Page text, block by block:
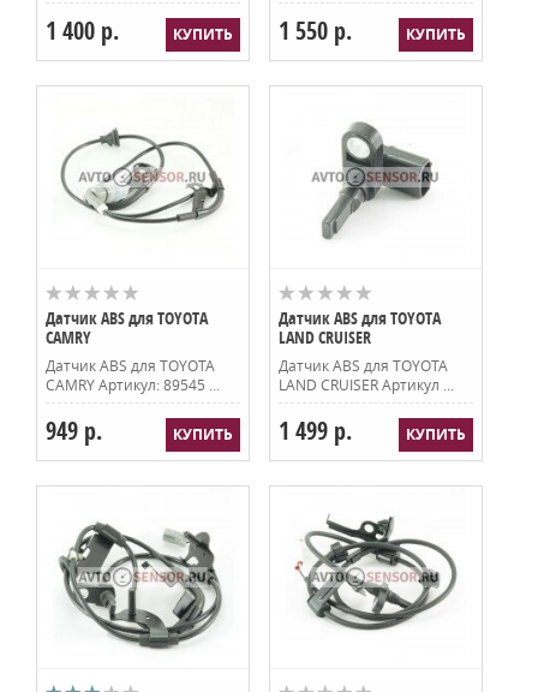
1 400 р. 1 550 р.
Датчик ABS для TOYOTA
CAMRY
Датчик ABS для TOYOTA
CAMRY Артикул: 89545 ...
949 р.
Датчик ABS для TOYOTA
LAND CRUISER
Датчик ABS для TOYOTA
LAND CRUISER Артикул ...
1 499 р.